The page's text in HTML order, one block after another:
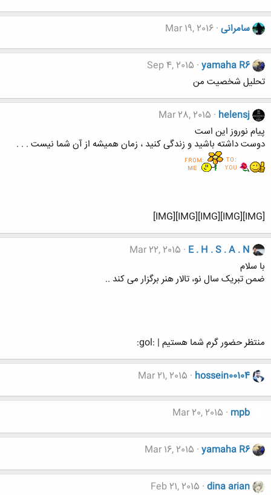
سامرانی Mar 19, 2016
yamaha R6
Sep 4, 2015
تحلیل شخصیت من
helensj
Mar 28, 2015
پیام نوروز این است
دوست داشته باشید و زندگی کنید ، زمان همیشه از آن شما نیست . . .
[IMG][IMG][IMG][IMG][IMG]
E . H . S . A . N
Mar 22, 2015
با سلام
ضمن تبریک سال نو، تالار هنر برگزار می کند ..
منتظر حضور گرم شما هستیم | :gol:
hossein00104
Mar 21, 2015
mpb
Mar 20, 2015
yamaha R6
Mar 16, 2015
dina arian
Feb 21, 2015